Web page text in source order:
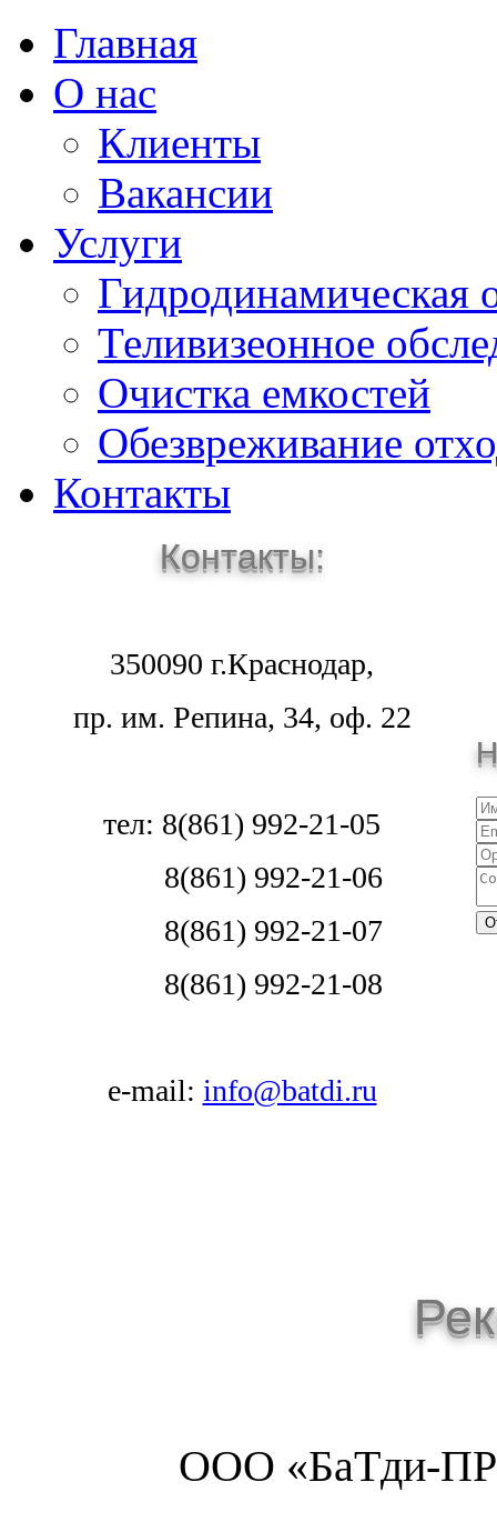
Главная
О нас
Клиенты
Вакансии
Услуги
Гидродинамическая
Теливизеонное
Очистка емкостей
Обезвреживание
Контакты
Контакты:
350090 г.Краснодар,
пр. им. Репина, 34, оф. 22
тел: 8(861) 992-21-05
8(861) 992-21-06
8(861) 992-21-07
8(861) 992-21-08
e-mail: info@batdi.ru
ООО «БаТди-